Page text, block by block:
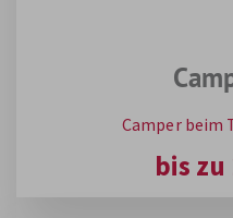
Camper beim
bis zu